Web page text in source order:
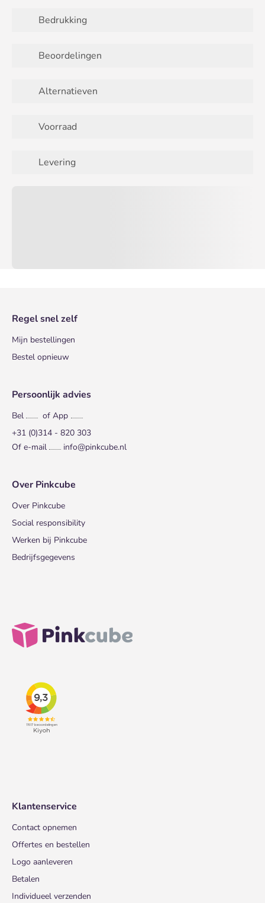
Bedrukking
Beoordelingen
Alternatieven
Voorraad
Levering
Regel snel zelf
Mijn bestellingen
Bestel opnieuw
Persoonlijk advies
Bel
of App
+31 (0)314 - 820 303
Of e-mail
info@pinkcube.nl
Over Pinkcube
Over Pinkcube
Social responsibility
Werken bij Pinkcube
Bedrijfsgegevens
Klantenservice
Contact opnemen
Offertes en bestellen
Logo aanleveren
Betalen
Individueel verzenden